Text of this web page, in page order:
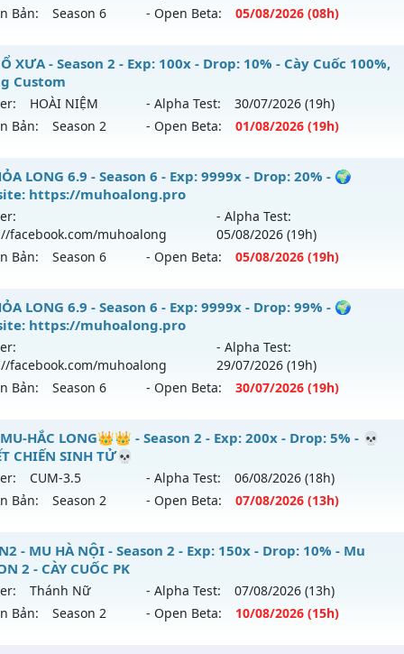
- Drop: 99%
Mu Nguyên bản Webzen
Xshiel
Bản:
Season 6 - Open Beta: 05/08/2026 (08h)
LONG 6.9.1 - 🌐 Website: https://muhoalong.pro
ra tháng 08 2026 - Mở máy chủ https://facebook.com/
05/08/2626
Non Reset
Mu Nguyên bản Webzen
XShield
XƯA - Season 2 - Exp: 100x - Drop: 10% - Cày Cuốc 100%,
Custom
HOÀI NIỆM - Alpha Test: 30/07/2026 (19h)
Bản:
Season 2 - Open Beta: 01/08/2026 (19h)
CỔ XƯA - Cày Cuốc 100%, Không Custom
mới ra tháng 08 2026 - Mở máy chủ
HOÀI NIỆM
100x - Drop: 10%
loại: Mu Nguyên bản Webzen
Phiên bản mới nhất
LONG 6.9 - Season 6 - Exp: 9999x - Drop: 20% - 🌍
https://muhoalong.pro
facebook.com/muhoalong
- Alpha Test:
05/08/2026 (19h)
Bản:
Season 6 - Open Beta: 05/08/2026 (19h)
LONG 6.9 - 🌍 Website: https://muhoalong.pro
ra tháng 08 2026 - Mở máy chủhttps://facebook.com/
08/2626
- Drop: 20%
Mu Nguyên bản Webzen
XShield
LONG 6.9 - Season 6 - Exp: 9999x - Drop: 99% - 🌍
https://muhoalong.pro
facebook.com/muhoalong
- Alpha Test:
29/07/2026 (19h)
Bản:
Season 6 - Open Beta: 30/07/2026 (19h)
LONG 6.9 - 🌍 Website: https://muhoalong.pro
ra tháng 07 2026 - Mở máy chủ https://facebook.com/
30/07/2626
Non Reset
Mu Nguyên bản Webzen
Xshiel
HẮC LONG👑👑 - Season 2 - Exp: 200x - Drop: 5% - 💀
CHIẾN SINH TỬ💀
CUM-3.5 - Alpha Test: 06/08/2026 (18h)
Bản:
Season 2 - Open Beta: 07/08/2026 (13h)
HẮC LONG👑👑 - 💀QUYẾT CHIẾN SINH TỬ💀
mới ra tháng 08 2026 - Mở máy chủCUM-3.5vào 13h
200x - Drop: 5%
- MU HÀ NỘI - Season 2 - Exp: 150x - Drop: 10% - Mu
2 - CÀY CUỐC PK
Thánh Nữ - Alpha Test: 07/08/2026 (13h)
Bản:
Season 2 - Open Beta: 10/08/2026 (15h)